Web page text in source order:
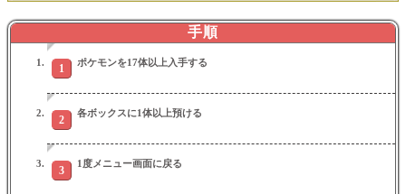
手順
ポケモンを17体以上入手する
各ボックスに1体以上預ける
1度メニュー画面に戻る